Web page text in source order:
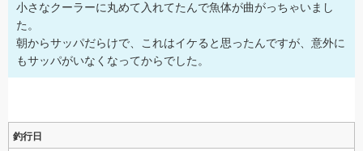
小さなクーラーに丸めて入れてたんで魚体が曲がっちゃいまし
た。
朝からサッパだらけで、これはイケると思ったんですが、意外に
もサッパがいなくなってからでした。
釣行日